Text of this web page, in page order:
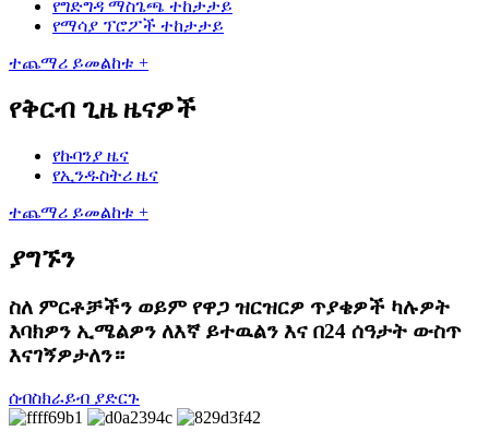
የግድግዳ ማስጌጫ ተከታታይ
የማሳያ ፕሮፖች ተከታታይ
ተጨማሪ ይመልከቱ +
የቅርብ ጊዜ ዜናዎች
የኩባንያ ዜና
የኢንዱስትሪ ዜና
ተጨማሪ ይመልከቱ +
ያግኙን
ስለ ምርቶቻችን ወይም የዋጋ ዝርዝርዎ ጥያቄዎች ካሉዎት
እባክዎን ኢሜልዎን ለእኛ ይተዉልን እና በ24 ሰዓታት ውስጥ
እናገኝዎታለን።
ሰብስክራይብ ያድርጉ